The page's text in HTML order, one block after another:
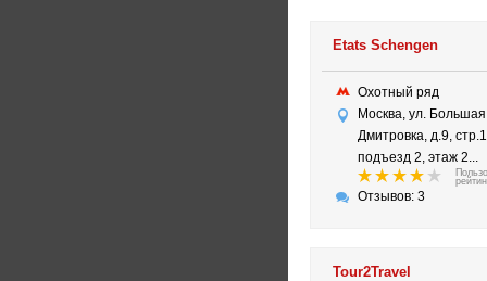
Etats Schengen
Охотный ряд
Москва, ул. Большая
Дмитровка, д.9,
подъезд 2, этаж 2...
Отзывов: 3
Tour2Travel